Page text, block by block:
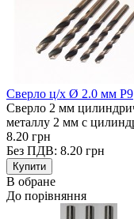
Сверло ц/х Ø 2.0 мм Р9
Сверло 2 мм
металлу 2 мм с
8.20 грн
Без ПДВ: 8.20 грн
В обране
До порівняння